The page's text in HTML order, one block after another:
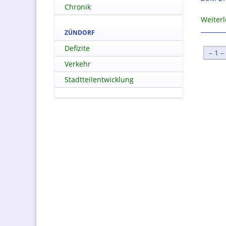
1
Chronik
ZÜNDORF
Defizite
Verkehr
Stadtteilentwicklung